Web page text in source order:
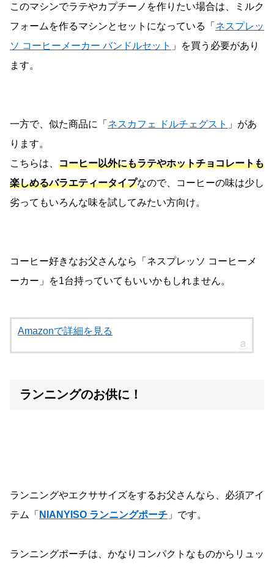
このマシンでラテやカプチーノを作りたい場合は、ミルク
フォームを作るマシンとセットになっている「 ネスプレッ
ソ コーヒーメーカー バンドルセット 」を買う必要があり
ます。
一方で、似た商品に「 ネスカフェ ドルチェグスト 」があ
ります。
こちらは、 コーヒー以外にもラテやホットチョコレートも
楽しめるバラエティータイプなので、コーヒーの味は少し
劣ってもいろんな味を試してみたい方向け。
コーヒー好きなお父さんなら「ネスプレッソ コーヒーメ
ーカー」を1台持っていてもいいかもしれません。
Amazonで詳細を見る
ランニングのお供に！
ランニングやエクササイズをするお父さんなら、必須アイ
テム「 NIANYISO ランニングポーチ 」です。
ランニングポーチは、かなりコンパクトなものからリュッ